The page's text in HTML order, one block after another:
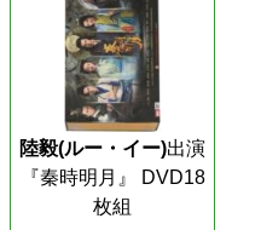
陸毅(ルー・イー)出演
『秦時明月』 DVD18
枚組